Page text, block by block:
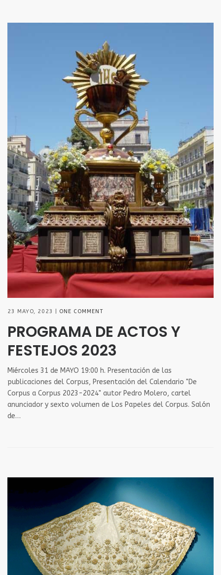
23 MAYO, 2023 ONE COMMENT
PROGRAMA DE ACTOS Y
FESTEJOS 2023
Miércoles 31 de MAYO 19:00 h. ​Presentación de las
publicaciones del Corpus, Presentación del Calendario "De
Corpus a Corpus 2023-2024" autor Pedro Molero, cartel
anunciador y sexto volumen de Los Papeles del Corpus. Salón
de…